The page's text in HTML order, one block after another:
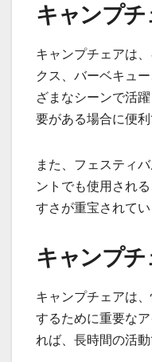
キャンプ
キャンプチェアは
クス、バーベキュ
ざまなシーンで活
要がある場合に便利
また、フェスティ
ントでも使用され
すさが重宝されてい
キャンプ
キャンプチェアは
するために重要な
れば、長時間の活